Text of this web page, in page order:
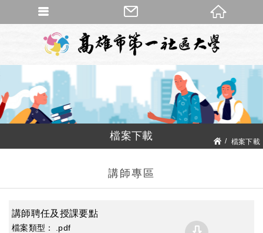
檔案下載
檔案下載
講師專區
講師聘任及授課要點
.pdf